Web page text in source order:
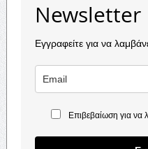
Newsletter
Εγγραφείτε για να
Επιβεβαίωση για να